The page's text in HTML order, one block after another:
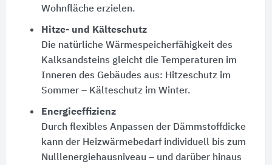
Wohnfläche erzielen.
Hitze- und Kälteschutz
Die natürliche Wärmespeicherfähigkeit des
Kalksandsteins gleicht die Temperaturen im
Inneren des Gebäudes aus: Hitzeschutz im
Sommer – Kälteschutz im Winter.
Energieeffizienz
Durch flexibles Anpassen der Dämmstoffdicke
kann der Heizwärmebedarf individuell bis zum
Nulllenergiehausniveau – und darüber hinaus